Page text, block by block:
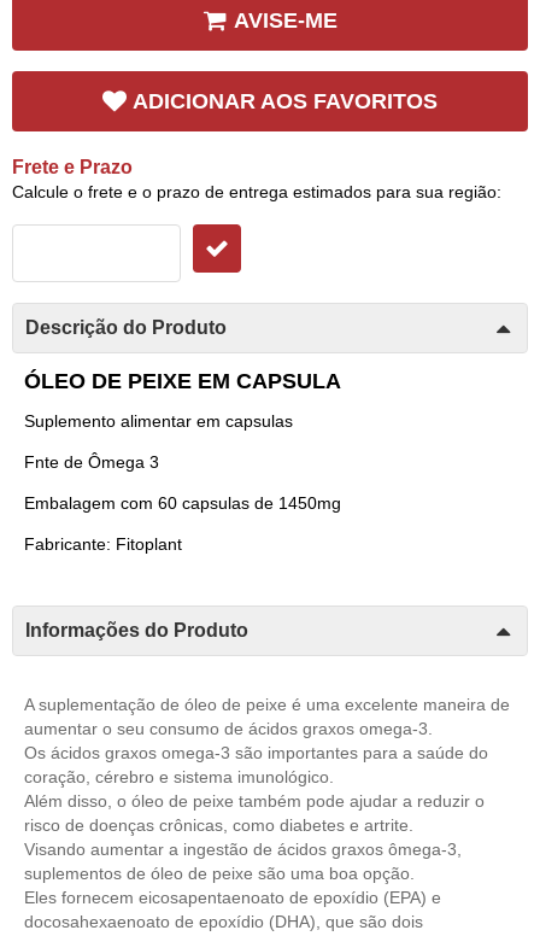
AVISE-ME
ADICIONAR AOS FAVORITOS
Frete e Prazo
Calcule o frete e o prazo de entrega estimados para sua região:
Descrição do Produto
ÓLEO DE PEIXE EM CAPSULA
Suplemento alimentar em capsulas
Fnte de Ômega 3
Embalagem com 60 capsulas de 1450mg
Fabricante: Fitoplant
Informações do Produto
A suplementação de óleo de peixe é uma excelente maneira de
aumentar o seu consumo de ácidos graxos omega-3.
Os ácidos graxos omega-3 são importantes para a saúde do
coração, cérebro e sistema imunológico.
Além disso, o óleo de peixe também pode ajudar a reduzir o
risco de doenças crônicas, como diabetes e artrite.
Visando aumentar a ingestão de ácidos graxos ômega-3,
suplementos de óleo de peixe são uma boa opção.
Eles fornecem eicosapentaenoato de epoxídio (EPA) e
docosahexaenoato de epoxídio (DHA), que são dois